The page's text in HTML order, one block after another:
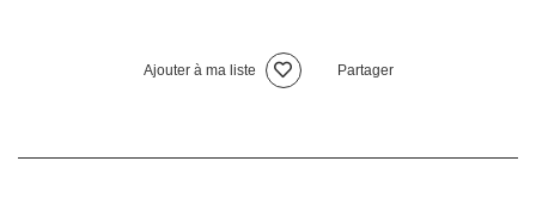
Ajouter à ma liste Partager